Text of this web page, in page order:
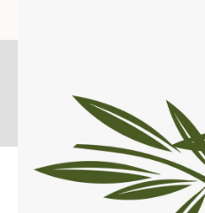
Нажмите на